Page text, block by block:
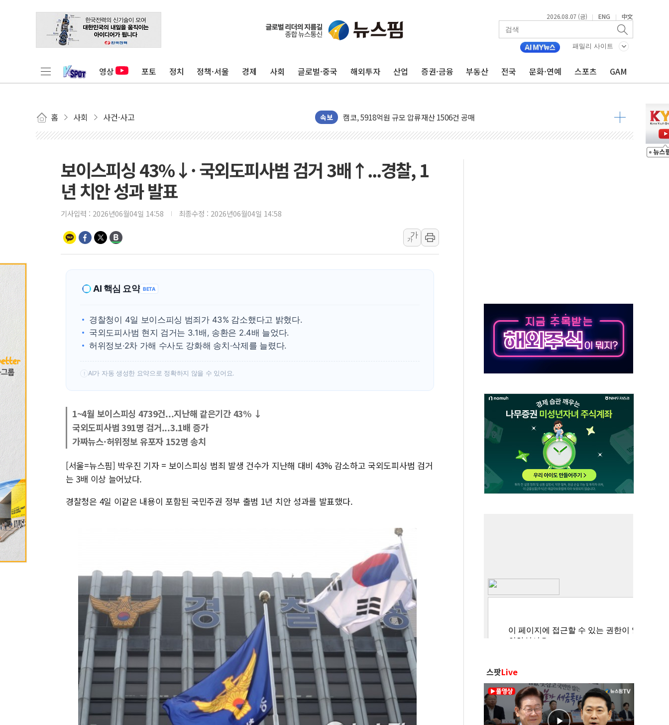
2026.08.07 (금) | ENG | 中文
패밀리 사이트
영상 포토 정치 정책·서울 경제 사회 글로벌·중국 해외투자 산업 증권·금융 부동산 전국 문화·연예 스포츠 GAM
홈 사회 사건·사고 속보
신인류콘텐츠, 핀란드 AI 기업 Audission Oy와 운영 파트너십 체결
"일부 존치" vs "전면 개발"…서리풀2구역 갈등, 협의 테이블에
국민의힘 윤리위, '부산 돌려차기 발언' 논란 서범수·진종오 징계절차 개시
수박으로 여름 나는 하마
캠코, 5918억원 규모 압류재산 1506건 공매
[시승기] 공간·승차감 잡은 볼보 EX90…'올 터치'는 호불호
돌아온 홈플러스
[종합] 청도 흥선리 야산 산불 1시간36분만에 주불진화....인명피해 없어
네이버, AI 브리핑 도입 후 블로그 창작자 지원 규모 2배 확대
SKT, '8월 월간 럭키 페스타' 실시...휴대폰 결제 최대 6000원 할인
원주시, 첨단의료복합단지 지정 준비 본격화…'AI 데이터 기반 메디테크 혁신허브' 구상
보이스피싱 43%↓· 국외도피사범 검거 3배↑...경찰, 1
년 치안 성과 발표
기사입력 : 2026년06월04일 14:58 최종수정 : 2026년06월04일 14:58
가
가
AI 핵심 요약 BETA
경찰청이 4일 보이스피싱 범죄가 43% 감소했다고 밝혔다.
국외도피사범 현지 검거는 3.1배, 송환은 2.4배 늘었다.
허위정보·2차 가해 수사도 강화해 송치·삭제를 늘렸다.
! AI가 자동 생성한 요약으로 정확하지 않을 수 있어요.
1~4월 보이스피싱 4739건...지난해 같은기간 43% ↓
국외도피사범 391명 검거...3.1배 증가
가짜뉴스·허위정보 유포자 152명 송치
[서울=뉴스핌] 박우진 기자 = 보이스피싱 범죄 발생 건수가 지난해 대비 43% 감소하고 국외도피사범 검거
는 3배 이상 늘어났다.
경찰청은 4일 이같은 내용이 포함된 국민주권 정부 출범 1년 치안 성과를 발표했다.
스팟Live